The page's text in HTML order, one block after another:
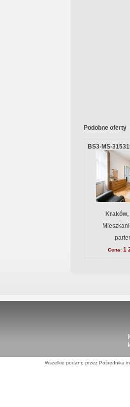
Podobne oferty
BS3-MS-
Cena: 1
Wszelkie podane przez Pośrednika